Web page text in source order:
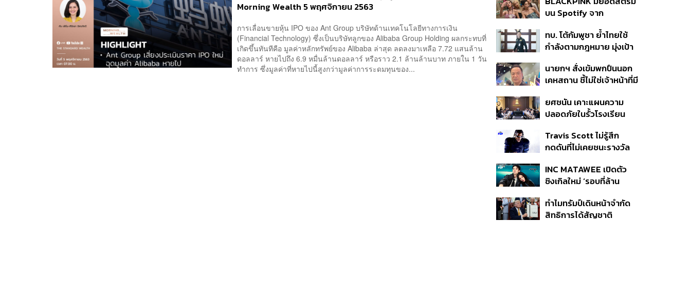
Morning Wealth 5 พฤศจิกายน 2563
การเลื่อนขายหุ้น IPO ของ Ant Group บริษัทด้านเทคโนโลยีทางการเงิน
(Financial Technology) ซึ่งเป็นบริษัทลูกของ Alibaba Group Holding ผลกระทบที่
เกิดขึ้นทันทีคือ มูลค่าหลักทรัพย์ของ Alibaba ล่าสุด ลดลงมาเหลือ 7.72 แสนล้าน
ดอลลาร์ หายไปถึง 6.9 หมื่นล้านดอลลาร์ หรือราว 2.1 ล้านล้านบาท ภายใน 1 วัน
ทำการ ซึ่งมูลค่าที่หายไปนี้สูงกว่ามูลค่าการระดมทุนของ...
ดำเนินคดีแล้ว
บน Spotify จาก
ครั้ง ตลอด 10 ปีที่ผ่านมา
ทบ. โต้กัมพูชา ย้ำไทยใช้
กำลังตามกฎหมาย มุ่งเป้า
หายไทยไม่อาจลบด้วย
ข้อมูลบิดเบือน
นายกฯ สั่งเข้มพกปืนนอก
เคหสถาน ชี้ไม่ใช่เจ้าหน้าที่มี
ก่อเหตุ เจ้าของร่วมรับผิด
ยศชนัน เคาะแผนความ
ปลอดภัยในรั้วโรงเรียน
ดูแล-คุมเข้มคัดกรองสิ่ง
ผิดกฎหมาย
Travis Scott ไม่รู้สึก
กดดันที่ไม่เคยชนะรางวัล
แล้ว 10 ครั้ง
INC MATAWEE เปิดตัว
ซิงเกิลใหม่ ‘รอบที่ล้าน
มาแสดงในมิวสิกวิดีโอ
ทำไมทรัมป์เดินหน้าจำกัด
สิทธิการได้สัญชาติ